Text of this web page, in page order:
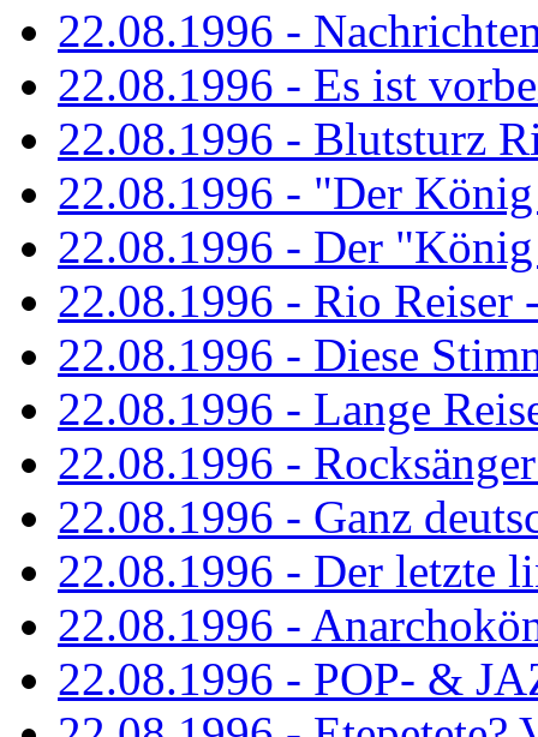
22.08.1996 -
22.08.1996 - Es ist
22.08.1996 - Blutsturz
22.08.1996 - "Der
22.08.1996 - Der
22.08.1996 - Rio Reiser
22.08.1996 - Diese
22.08.1996 - Lange
22.08.1996 -
22.08.1996 - Ganz
22.08.1996 - Der letzte
22.08.1996 -
22.08.1996 - POP- &